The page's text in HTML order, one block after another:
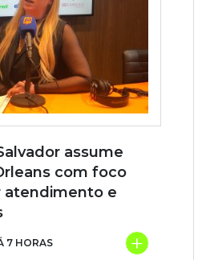
assume
com foco
atendimento e
7 HORAS +